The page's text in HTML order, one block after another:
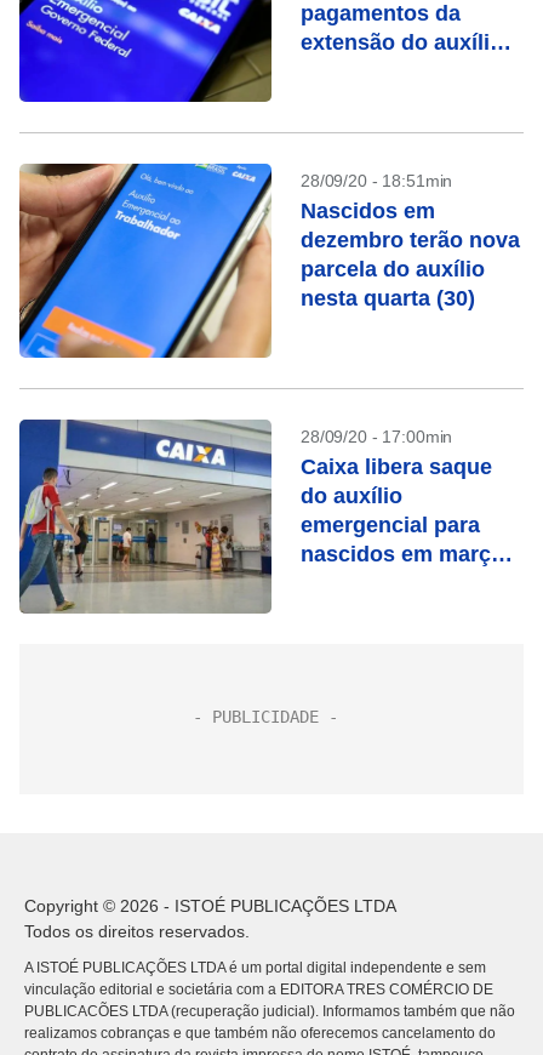
pagamentos da
extensão do auxílio
28/09/20 - 18:51min
Nascidos em
dezembro terão nova
parcela do auxílio
nesta quarta (30)
28/09/20 - 17:00min
Caixa libera saque
do auxílio
emergencial para
nascidos em março
Copyright © 2026 - ISTOÉ PUBLICAÇÕES LTDA
Todos os direitos reservados.
A ISTOÉ PUBLICAÇÕES LTDA é um portal digital independente e sem
vinculação editorial e societária com a EDITORA TRES COMÉRCIO DE
PUBLICACÕES LTDA (recuperação judicial). Informamos também que não
realizamos cobranças e que também não oferecemos cancelamento do